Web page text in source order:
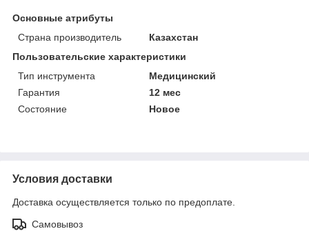
Основные атрибуты
Страна производитель
Казахстан
Пользовательские характеристики
Тип инструмента
Медицинский
Гарантия
12 мес
Состояние
Новое
Условия доставки
Доставка осуществляется только по предоплате.
Самовывоз